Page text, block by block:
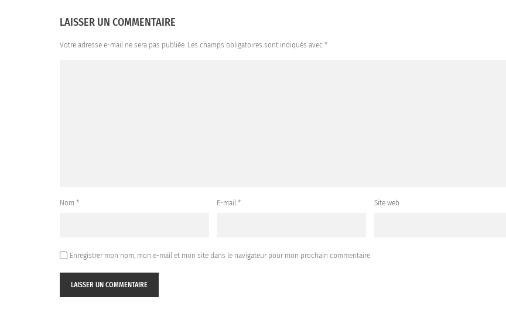
LAISSER UN COMMENTAIRE
Votre adresse e-mail ne sera pas publiée. Les champs obligatoires sont indiqués avec *
Nom * E-mail* Site web
Enregistrer mon nom, mon e-mail et mon site dans le navigateur pour mon prochain commentaire.